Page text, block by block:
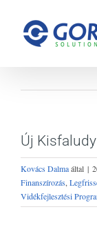
Új
Kovács Dalmaáltal |
Finanszírozás
Vidékfejlesztési